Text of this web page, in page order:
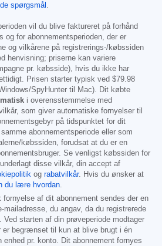
spørgsmål .
vil du blive faktureret på forhånd
og for abonnementsperioden, der er
og vilkårene på registrerings-/købssiden
henvisning; priserne kan variere
pr. købsside), hvis du ikke har
Prisen starter typisk ved $79.98
SpyHunter til Mac). Dit købte
i overensstemmelse med
som giver automatiske fornyelser til
på tidspunktet for dit
abonnementsperiode eller som
købssiden, forudsat at du er en
Se venligst købssiden for
disse vilkår, din accept af
og rabatvilkår. Hvis du ønsker at
du lære hvordan.
af dit abonnement sendes der en
mailadresse, du angav, da du registrerede
starten af din prøveperiode modtager
er begrænset til kun at blive brugt i én
enhed pr. konto. Dit abonnement fornyes